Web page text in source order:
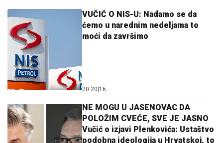
VUČIĆ O NIS-U: Nadamo se da
ćemo u narednim nedeljama to
moći da završimo
20:20|16
NE MOGU U JASENOVAC DA
POLOŽIM CVEĆE, SVE JE JASNO
Vučić o izjavi Plenkovića: Ustaštvo
podobna ideologija u Hrvatskoj, to